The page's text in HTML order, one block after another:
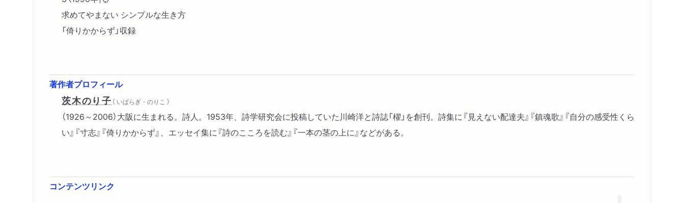
求めてやまない シンプルな生き方
「倚りかからず」収録
著作者プロフィール
茨木のり子 （ いばらぎ・のりこ ）
（1926～2006）大阪に生まれる。詩人。1953年、詩学研究会に投稿していた川崎洋と詩誌「櫂」を創刊。詩集に『見えない配達夫』『鎮魂歌』『自分の感受性くら
い』『寸志』『倚りかからず』、エッセイ集に『詩のこころを読む』『一本の茎の上に』などがある。
コンテンツリンク